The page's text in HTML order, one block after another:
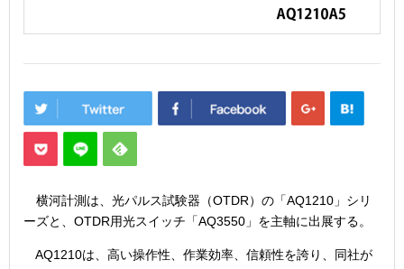
横河計測は、光パルス試験器（OTDR）の「AQ1210」シリ
ーズと、OTDR用光スイッチ「AQ3550」を主軸に出展する。
AQ1210は、高い操作性、作業効率、信頼性を誇り、同社が